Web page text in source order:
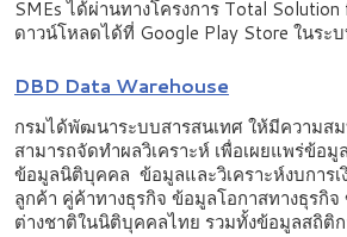
SMEs ได้ผ่านทางโครงการ Total
ดาวน์โหลดได้ที่ Google Play Store ในระ
DBD Data Warehouse
กรมได้พัฒนาระบบสารสนเทศ ให้มีความส
สามารถจัดทำผลวิเคราะห์ เพื่อเผยแพร่ข้อ
ข้อมูลนิติบุคคล ข้อมูลและวิเคราะห์งบการ
ลูกค้า คู่ค้าทางธุรกิจ ข้อมูลโอกาสทางธุรกิ
ต่างชาติในนิติบุคคลไทย รวมทั้งข้อมูลสถิติ